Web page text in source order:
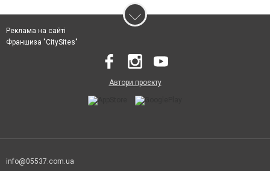
Реклама на сайті
Франшиза "CitySites"
Автори проєкту
info@05537.com.ua